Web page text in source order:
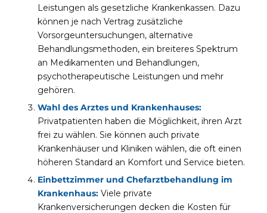
Leistungen als gesetzliche Krankenkassen. Dazu
können je nach Vertrag zusätzliche
Vorsorgeuntersuchungen, alternative
Behandlungsmethoden, ein breiteres Spektrum
an Medikamenten und Behandlungen,
psychotherapeutische Leistungen und mehr
gehören.
Wahl des Arztes und Krankenhauses:
Privatpatienten haben die Möglichkeit, ihren Arzt
frei zu wählen. Sie können auch private
Krankenhäuser und Kliniken wählen, die oft einen
höheren Standard an Komfort und Service bieten.
Einbettzimmer und Chefarztbehandlung im
Krankenhaus:Viele private
Krankenversicherungen decken die Kosten für